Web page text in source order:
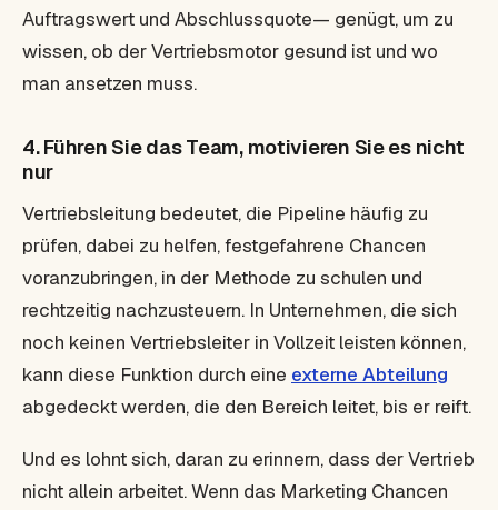
Auftragswert und Abschlussquote— genügt, um zu
wissen, ob der Vertriebsmotor gesund ist und wo
man ansetzen muss.
4. Führen Sie das Team, motivieren Sie es nicht
nur
Vertriebsleitung bedeutet, die Pipeline häufig zu
prüfen, dabei zu helfen, festgefahrene Chancen
voranzubringen, in der Methode zu schulen und
rechtzeitig nachzusteuern. In Unternehmen, die sich
noch keinen Vertriebsleiter in Vollzeit leisten können,
kann diese Funktion durch eine externe Abteilung
abgedeckt werden, die den Bereich leitet, bis er reift.
Und es lohnt sich, daran zu erinnern, dass der Vertrieb
nicht allein arbeitet. Wenn das Marketing Chancen